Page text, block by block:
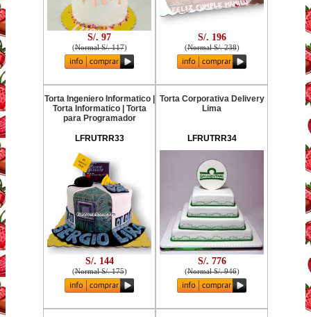
S/. 97
(Normal S/. 117)
S/. 196
(Normal S/. 238)
Torta Ingeniero Informatico |
Torta Informatico | Torta
para Programador
LFRUTRR33
S/. 144
(Normal S/. 175)
Torta Corporativa Delivery
Lima
LFRUTRR34
S/. 776
(Normal S/. 946)